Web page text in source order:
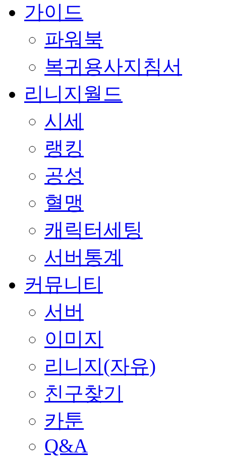
가이드
파워북
복귀용사지침서
리니지월드
시세
랭킹
공성
혈맹
캐릭터세팅
서버통계
커뮤니티
서버
이미지
리니지(자유)
친구찾기
카툰
Q&A